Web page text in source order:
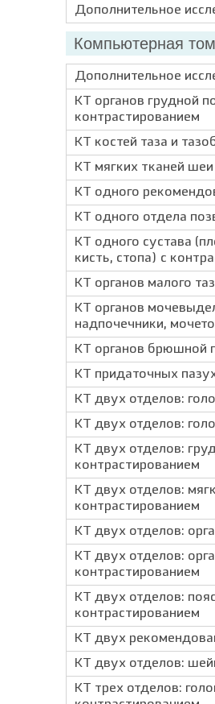
Дополнительное
Компьютерная
Дополнительное
КТ органов грудной
контрастированием
КТ костей таза и
КТ мягких тканей
КТ одного
КТ одного отдела
КТ одного сустава
кисть, стопа) с
КТ органов малого
КТ органов
надпочечники,
КТ органов брюшной
КТ придаточных
КТ двух отделов:
КТ двух отделов:
КТ двух отделов:
контрастированием
КТ двух отделов:
контрастированием
КТ двух отделов:
КТ двух отделов:
контрастированием
КТ двух отделов:
контрастированием
КТ двух
КТ двух отделов:
КТ трех отделов: